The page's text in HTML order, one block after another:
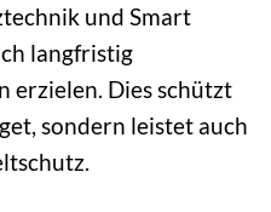
und Smart
langfristig
erzielen. Dies schützt
sondern leistet auch